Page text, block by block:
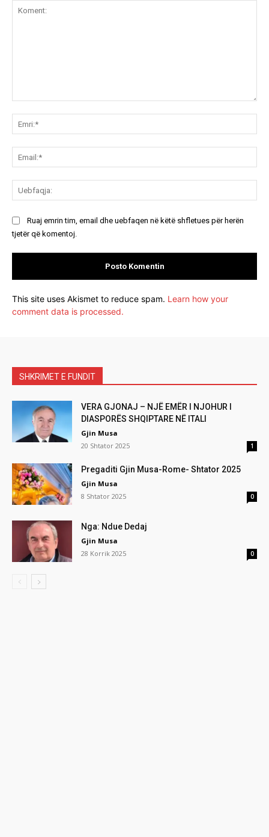
Ruaj emrin tim, email dhe uebfaqen në këtë shfletues për herën
tjetër që komentoj.
This site uses Akismet to reduce spam. Learn how your
comment data is processed.
SHKRIMET E FUNDIT
VERA GJONAJ – NJË EMËR I NJOHUR I
DIASPORËS SHQIPTARE NË ITALI
Gjin Musa
20 Shtator 2025
1
Pregaditi Gjin Musa-Rome- Shtator 2025
Gjin Musa
8 Shtator 2025
0
Nga: Ndue Dedaj
Gjin Musa
28 Korrik 2025
0